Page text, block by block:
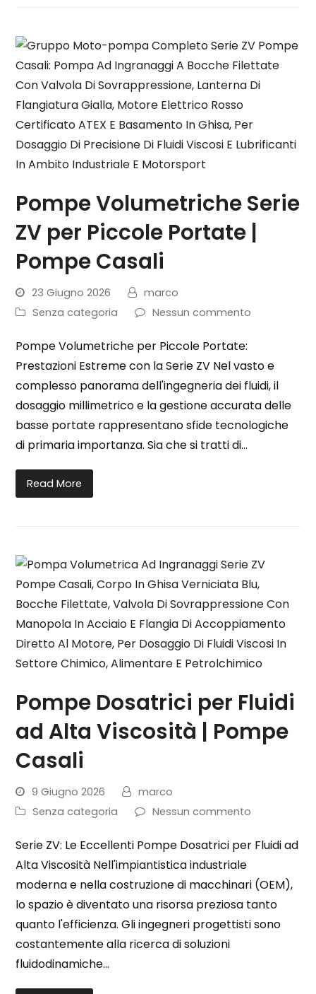
Pompe Volumetriche Serie
ZV per Piccole Portate |
Pompe Casali
23 Giugno 2026
marco
Senza categoria
Nessun commento
Pompe Volumetriche per Piccole Portate:
Prestazioni Estreme con la Serie ZV Nel vasto e
complesso panorama dell'ingegneria dei fluidi, il
dosaggio millimetrico e la gestione accurata delle
basse portate rappresentano sfide tecnologiche
di primaria importanza. Sia che si tratti di…
Read More
Pompe Dosatrici per Fluidi
ad Alta Viscosità | Pompe
Casali
9 Giugno 2026
marco
Senza categoria
Nessun commento
Serie ZV: Le Eccellenti Pompe Dosatrici per Fluidi ad
Alta Viscosità Nell'impiantistica industriale
moderna e nella costruzione di macchinari (OEM),
lo spazio è diventato una risorsa preziosa tanto
quanto l'efficienza. Gli ingegneri progettisti sono
costantemente alla ricerca di soluzioni
fluidodinamiche…